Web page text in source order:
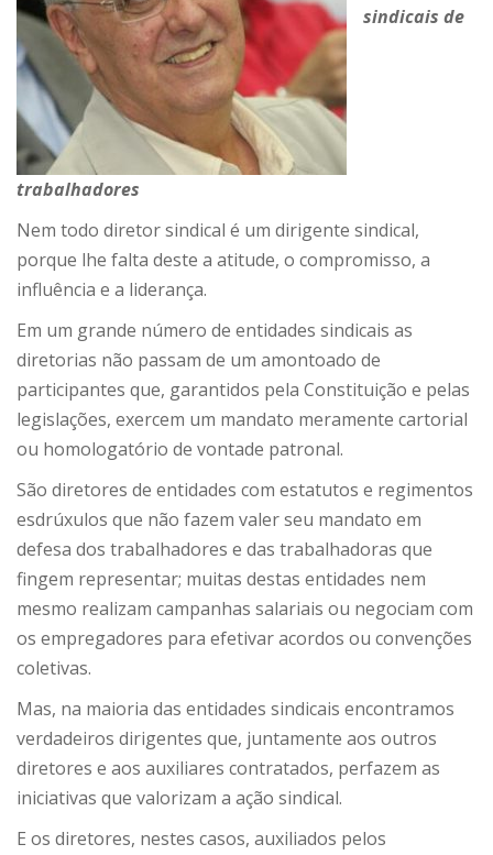
sindicais de
trabalhadores
Nem todo diretor sindical é um dirigente sindical,
porque lhe falta deste a atitude, o compromisso, a
influência e a liderança.
Em um grande número de entidades sindicais as
diretorias não passam de um amontoado de
participantes que, garantidos pela Constituição e pelas
legislações, exercem um mandato meramente cartorial
ou homologatório de vontade patronal.
São diretores de entidades com estatutos e regimentos
esdrúxulos que não fazem valer seu mandato em
defesa dos trabalhadores e das trabalhadoras que
fingem representar; muitas destas entidades nem
mesmo realizam campanhas salariais ou negociam com
os empregadores para efetivar acordos ou convenções
coletivas.
Mas, na maioria das entidades sindicais encontramos
verdadeiros dirigentes que, juntamente aos outros
diretores e aos auxiliares contratados, perfazem as
iniciativas que valorizam a ação sindical.
E os diretores, nestes casos, auxiliados pelos